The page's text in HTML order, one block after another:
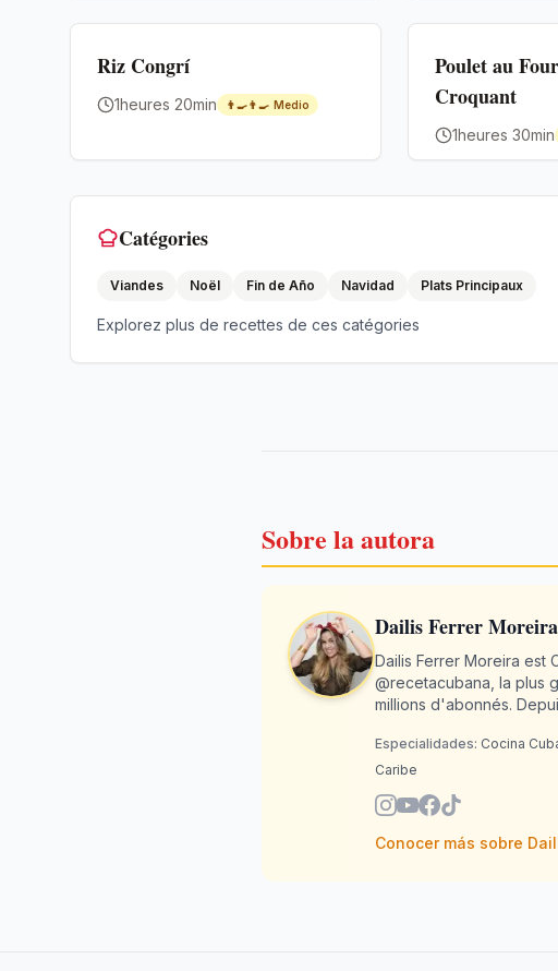
Riz Congrí
1heures 20min 👨‍🍳👨‍🍳 Medio
Poulet au
Croquant
1heures 30min
Catégories
Viandes Noël Fin de Año Navidad Plats Principaux
Explorez plus de recettes de ces catégories
Sobre la autora
Dailis Ferrer Moreira
Dailis Ferrer Moreira est
@recetacubana, la plus
millions d'abonnés.
authenticité et créativité
est son coin cubain
Especialidades: Cocina
Caribe
Conocer más sobre